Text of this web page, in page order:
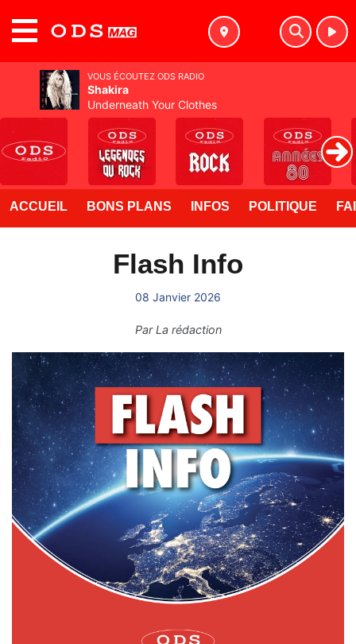
ACCUEIL BONS PLANS INFOS POLITIQUE
Flash Info
08 Janvier 2026
ParLa rédaction
VOUS ÉCOUTEZ ODS RADIO
Shakira
Underneath Your Clothes